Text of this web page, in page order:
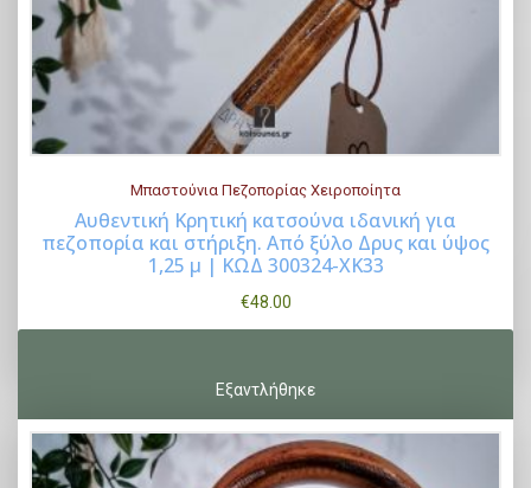
Buy Now
Μπαστούνια Πεζοπορίας Χειροποίητα
Αυθεντική Κρητική κατσούνα ιδανική για
πεζοπορία και στήριξη. Από ξύλο Δρυς και ύψος
1,25 μ | ΚΩΔ 300324-ΧΚ33
€48.00